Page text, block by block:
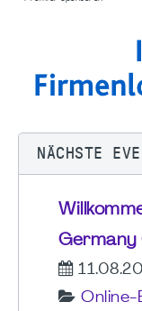
NÄCHSTE
Online-